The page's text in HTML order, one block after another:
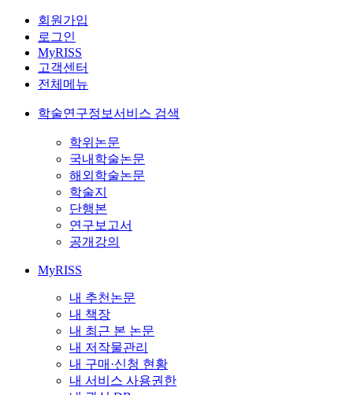
회원가입
로그인
MyRISS
고객센터
전체메뉴
학술연구정보서비스 검색
학위논문
국내학술논문
해외학술논문
학술지
단행본
연구보고서
공개강의
MyRISS
내 추천논문
내 책장
내 최근 본 논문
내 저작물관리
내 구매·신청 현황
내 서비스 사용권한